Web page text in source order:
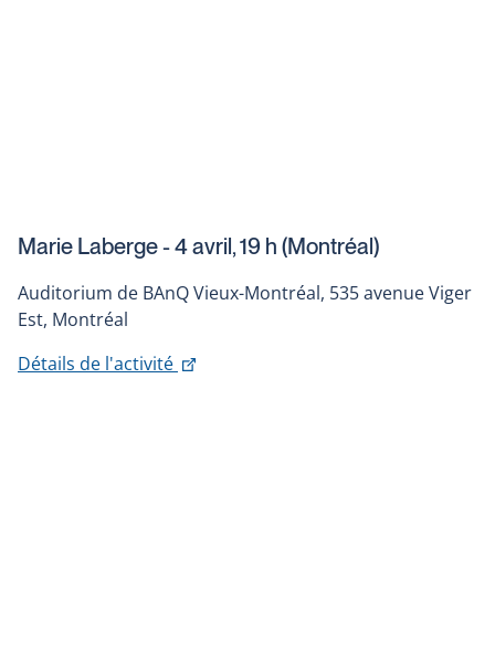
Marie Laberge - 4 avril, 19 h (Montréal)
Auditorium de BAnQ Vieux-Montréal, 535 avenue Viger
Est, Montréal
Détails de l'activité
This